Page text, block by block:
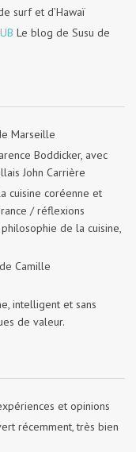
surf et d’Hawaï
Le blog de Susu de
Marseille
Boddicker, avec
John Carrière
cuisine coréenne et
/ réflexions
de la cuisine,
Camille
intelligent et sans
de valeur.
et opinions
récemment, très bien